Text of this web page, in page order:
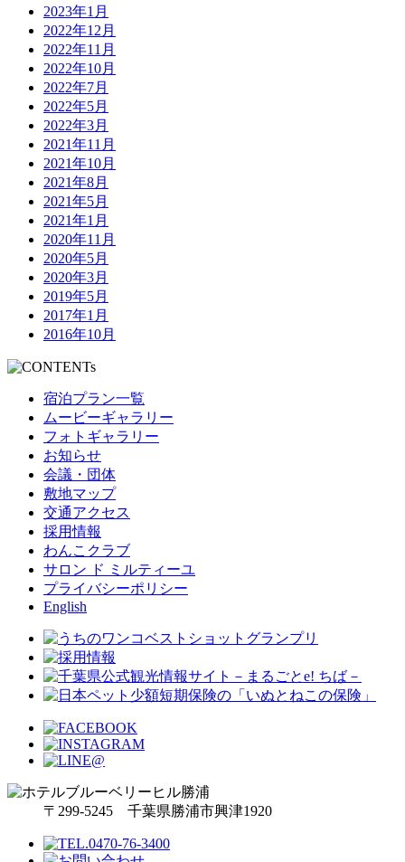
2023年1月
2022年12月
2022年11月
2022年10月
2022年7月
2022年5月
2022年3月
2021年11月
2021年10月
2021年8月
2021年5月
2021年1月
2020年11月
2020年5月
2020年3月
2019年5月
2017年1月
2016年10月
宿泊プラン一覧
ムービーギャラリー
フォトギャラリー
お知らせ
会議・団体
敷地マップ
交通アクセス
採用情報
わんこクラブ
サロン ド ミルティーユ
プライバシーポリシー
English
〒299-5245 千葉県勝浦市興津1920